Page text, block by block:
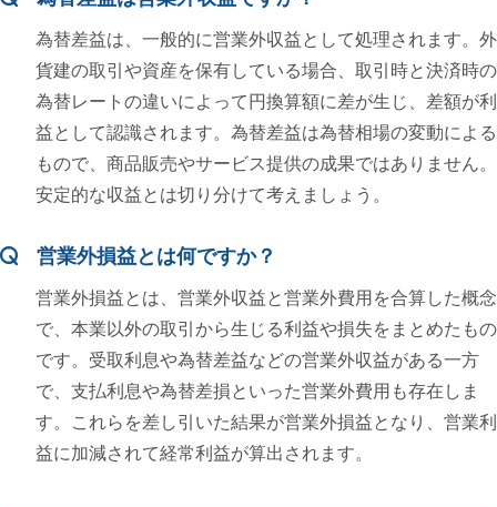
為替差益は、一般的に営業外収益として処理されます。外
貨建の取引や資産を保有している場合、取引時と決済時の
為替レートの違いによって円換算額に差が生じ、差額が利
益として認識されます。為替差益は為替相場の変動による
もので、商品販売やサービス提供の成果ではありません。
安定的な収益とは切り分けて考えましょう。
営業外損益とは何ですか？
営業外損益とは、営業外収益と営業外費用を合算した概念
で、本業以外の取引から生じる利益や損失をまとめたもの
です。受取利息や為替差益などの営業外収益がある一方
で、支払利息や為替差損といった営業外費用も存在しま
す。これらを差し引いた結果が営業外損益となり、営業利
益に加減されて経常利益が算出されます。